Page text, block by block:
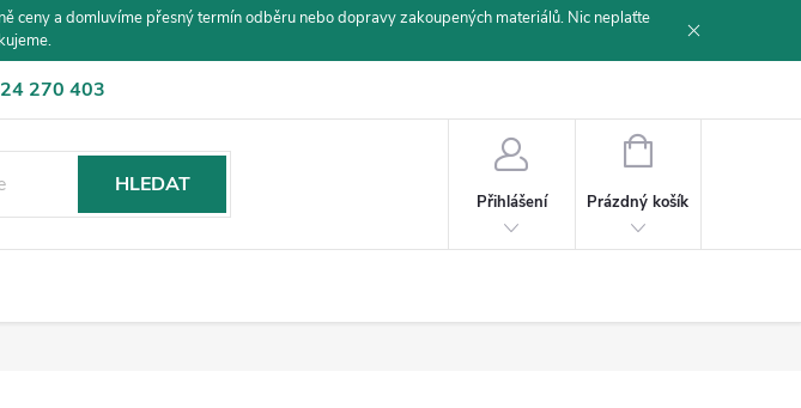
ceny a domluvíme přesný termín odběru nebo dopravy zakoupených materiálů. Nic neplaťte
270 403
HLEDAT
Přihlášení
NÁKUPNÍ
Prázdný košík